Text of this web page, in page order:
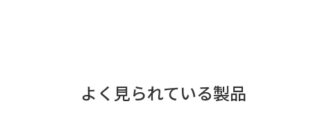
よく見られている製品